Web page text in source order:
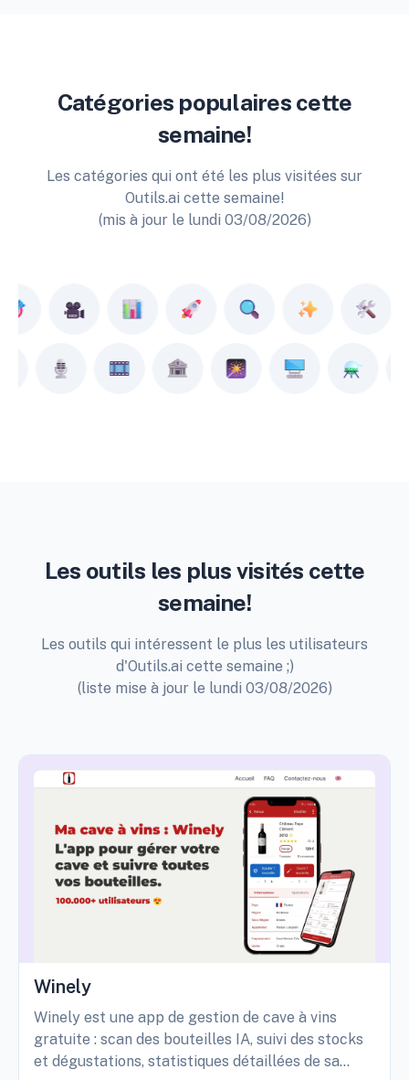
Catégories populaires cette
semaine!
Les catégories qui ont été les plus visitées sur
Outils.ai cette semaine!
(mis à jour le lundi 03/08/2026)
Les outils les plus visités cette
semaine!
Les outils qui intéressent le plus les utilisateurs
d'Outils.ai cette semaine ;)
(liste mise à jour le lundi 03/08/2026)
Winely
Winely est une app de gestion de cave à vins
gratuite : scan des bouteilles IA, suivi des stocks
et dégustations, statistiques détaillées de sa